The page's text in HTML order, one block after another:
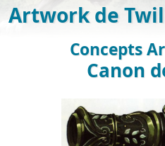
Artwork de
Concepts
Canon